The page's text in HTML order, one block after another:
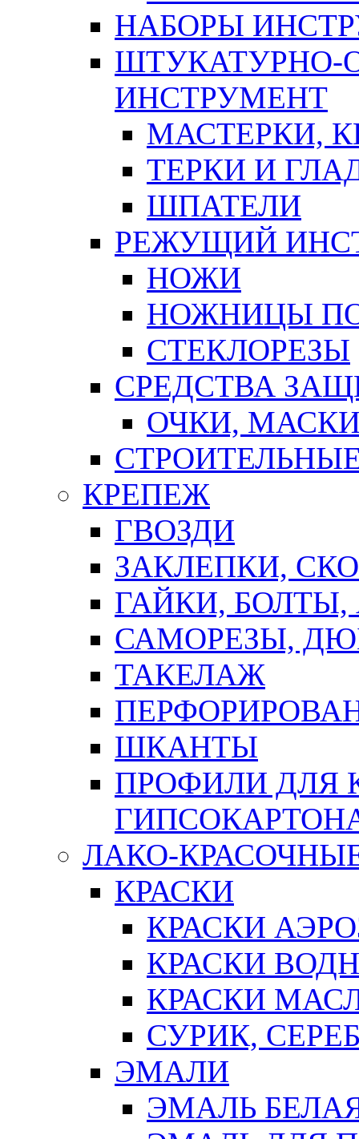
НАБОРЫ
ШТУКАТУРНО-
ИНСТРУМЕНТ
МАСТЕРКИ,
ТЕРКИ И
ШПАТЕЛИ
РЕЖУЩИЙ
НОЖИ
НОЖНИЦЫ
СТЕКЛОРЕЗЫ
СРЕДСТВА
ОЧКИ,
КРЕПЕЖ
ГВОЗДИ
ЗАКЛЕПКИ,
ГАЙКИ,
САМОРЕЗЫ,
ТАКЕЛАЖ
ШКАНТЫ
ПРОФИЛИ ДЛЯ
ЛАКО-
КРАСКИ
КРАСКИ
КРАСКИ
КРАСКИ
СУРИК,
ЭМАЛИ
ЭМАЛЬ